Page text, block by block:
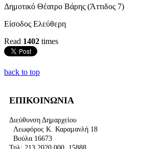
Δημοτικό Θέατρο Βάρης (Άττιδος 7)
Είσοδος Ελεύθερη
Read 1402 times
back to top
ΕΠΙΚΟΙΝΩΝΙΑ
Διεύθυνση Δημαρχείου
Λεωφόρος Κ. Καραμανλή 18
Βούλα 16673